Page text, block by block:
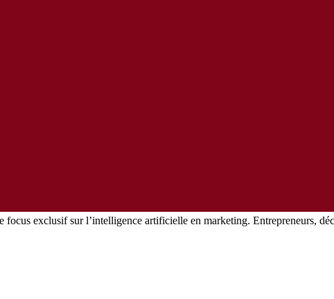
focus exclusif sur l’intelligence artificielle en marketing. Entrepreneurs,